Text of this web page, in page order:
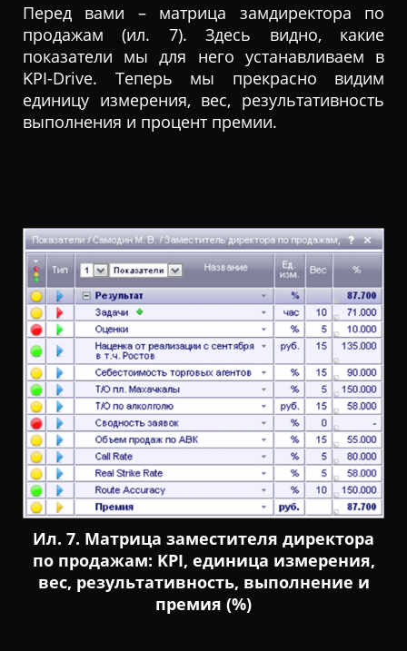
Перед вами – матрица замдиректора по
продажам (ил. 7). Здесь видно, какие
показатели мы для него устанавливаем в
KPI-Drive. Теперь мы прекрасно видим
единицу измерения, вес, результативность
выполнения и процент премии.
Ил. 7. Матрица заместителя директора
по продажам: KPI, единица измерения,
вес, результативность, выполнение и
премия (%)